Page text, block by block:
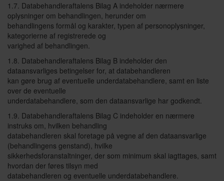
1.7. Databehandleraftalens Bilag A indeholder nærmere
oplysninger om behandlingen, herunder om
behandlingens formål og karakter, typen af personoplysninger,
kategorierne af registrerede og
varighed af behandlingen.
1.8. Databehandleraftalens Bilag B indeholder den
dataansvarliges betingelser for, at databehandleren
kan gøre brug af eventuelle underdatabehandlere, samt en liste
over de eventuelle
underdatabehandlere, som den dataansvarlige har godkendt.
1.9. Databehandleraftalens Bilag C indeholder en nærmere
instruks om, hvilken behandling
databehandleren skal foretage på vegne af den dataansvarlige
(behandlingens genstand), hvilke
sikkerhedsforanstaltninger, der som minimum skal iagttages, samt
hvordan der føres tilsyn med
databehandleren og eventuelle underdatabehandlere.